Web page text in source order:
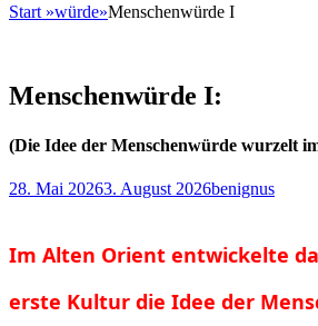
Start »würde»Menschenwürde I
Menschenwürde I:
(Die Idee der Menschenwürde wurzelt
Posted
28. Mai 20263. August 2026Autor
benignus
Im Alten Orient entwickelte
erste Kultur die Idee der